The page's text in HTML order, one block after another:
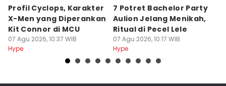
Profil Cyclops, Karakter
X-Men yang Diperankan
Kit Connor di MCU
07 Agu 2026, 10:37 WIB
Hype
7 Potret Bachelor Party
Aulion Jelang Menikah,
Ritual di Pecel Lele
07 Agu 2026, 10:17 WIB
Hype